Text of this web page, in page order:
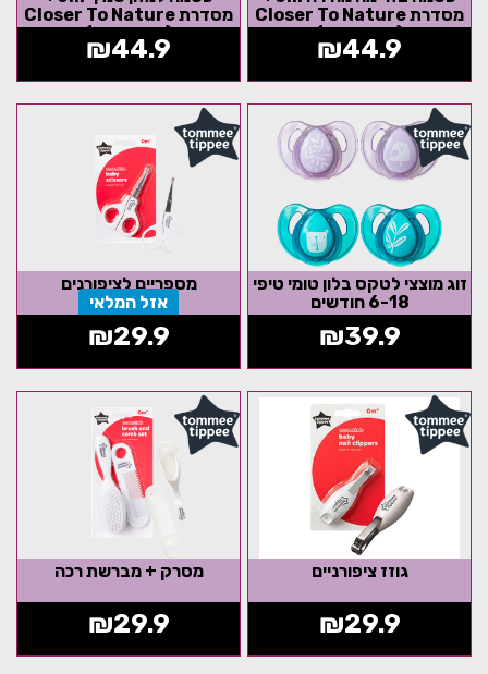
מסדרת Closer To Nature
(זוג במארז)
₪44.9
מסדרת Closer To Nature
(זוג במארז)
₪44.9
זוג מוצצי לטקס בלון טומי טיפי
6-18 חודשים
₪39.9
מספריים לציפורנים
אזל המלאי
₪29.9
גוזז ציפורניים
₪29.9
מסרק + מברשת רכה
₪29.9